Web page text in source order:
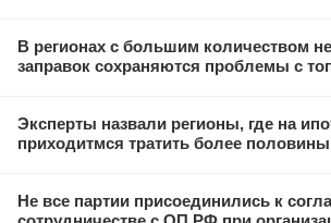
В регионах с большим количеством
заправок сохраняются проблемы с
Эксперты назвали регионы, где на
приходитмся тратить более
Не все партии присоединились к